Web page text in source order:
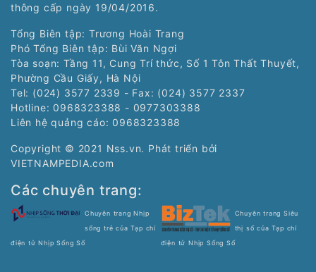
thông cấp ngày 19/04/2016.
Tổng Biên tập: Trương Hoài Trang
Phó Tổng Biên tập: Bùi Văn Ngợi
Tòa soạn: Tầng 11, Cung Trí thức, Số 1 Tôn Thất Thuyết,
Phường Cầu Giấy, Hà Nội
Tel: (024) 3577 2339 - Fax: (024) 3577 2337
Hotline: 0968323388 - 0977303388
Liên hệ quảng cáo: 0968323388
Copyright © 2021 Nss.vn. Phát triển bởi
VIETNAMPEDIA.com
Các chuyên trang:
Chuyên trang Nhịp
sống trẻ của Tạp chí
điện tử Nhịp Sống Số
Chuyên trang Siêu
thị số của Tạp chí
điện tử Nhịp Sống Số